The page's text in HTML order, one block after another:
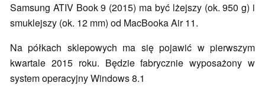
Samsung ATIV Book 9 (2015) ma być lżejszy (ok. 950 g) i
smuklejszy (ok. 12 mm) od MacBooka Air 11.
Na półkach sklepowych ma się pojawić w pierwszym
kwartale 2015 roku. Będzie fabrycznie wyposażony w
system operacyjny Windows 8.1